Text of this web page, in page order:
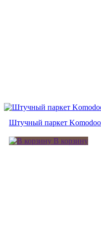
Штучный паркет
В корзину